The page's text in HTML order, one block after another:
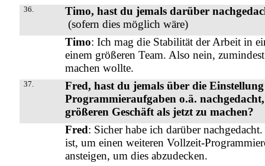
36.
Timo, hast du jemals darüber
(sofern dies möglich wäre)
Timo: Ich mag die Stabilität der Arbeit in
einem größeren Team. Also nein,
machen wollte.
37.
Fred, hast du jemals über die
Programmieraufgaben o.ä.
größeren Geschäft als jetzt zu machen?
Fred: Sicher habe ich darüber
ist, um einen weiteren Vollzeit-
ansteigen, um dies abzudecken.